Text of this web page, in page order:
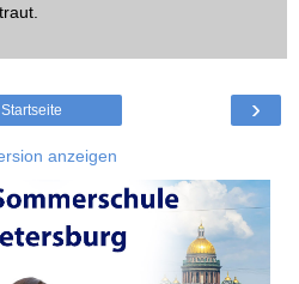
›
Startseite
anzeigen